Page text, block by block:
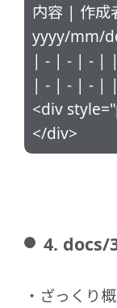
内容 | 作
yyyy/mm/
| - | - | - |
| - | - | - | |
<div
</div>
4. docs/
ざっくり